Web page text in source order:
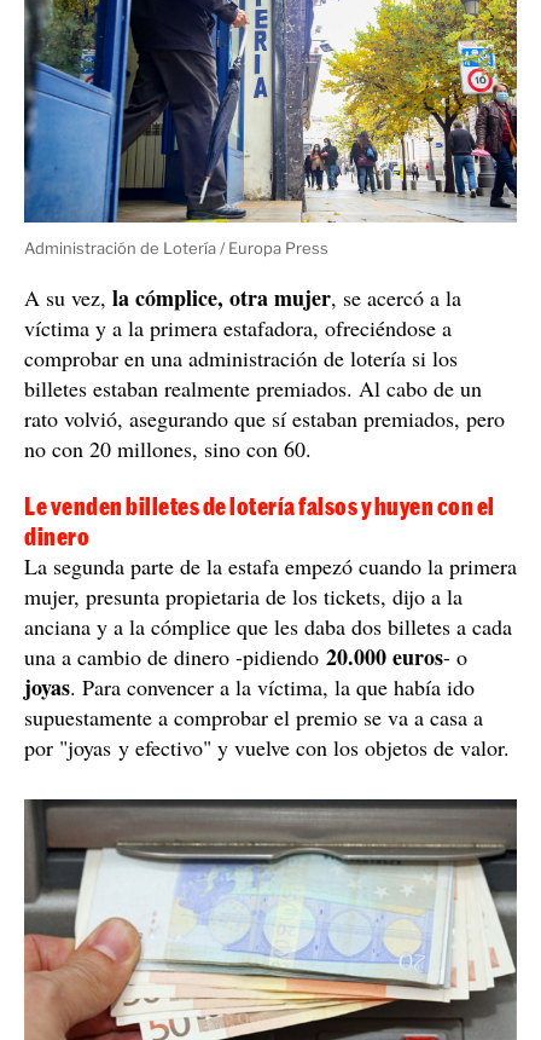
Administración de Lotería / Europa Press
A su vez, la cómplice, otra mujer, se acercó a la
víctima y a la primera estafadora, ofreciéndose a
comprobar en una administración de lotería si los
billetes estaban realmente premiados. Al cabo de un
rato volvió, asegurando que sí estaban premiados, pero
no con 20 millones, sino con 60.
Le venden billetes de lotería falsos y huyen con el
dinero
La segunda parte de la estafa empezó cuando la primera
mujer, presunta propietaria de los tickets, dijo a la
anciana y a la cómplice que les daba dos billetes a cada
una a cambio de dinero -pidiendo 20.000 euros- o
joyas. Para convencer a la víctima, la que había ido
supuestamente a comprobar el premio se va a casa a
por "joyas y efectivo" y vuelve con los objetos de valor.